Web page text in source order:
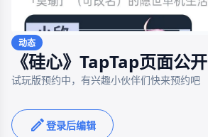
动态
《硅心》TapTap页面公开
试玩版预约中，有兴趣小伙伴们快来预约吧
登录后编辑